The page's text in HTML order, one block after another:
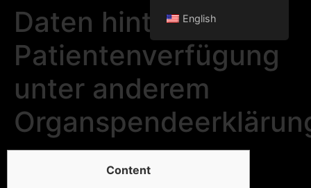
Daten hinter
Patientenverfügung
unter anderem
Content
English